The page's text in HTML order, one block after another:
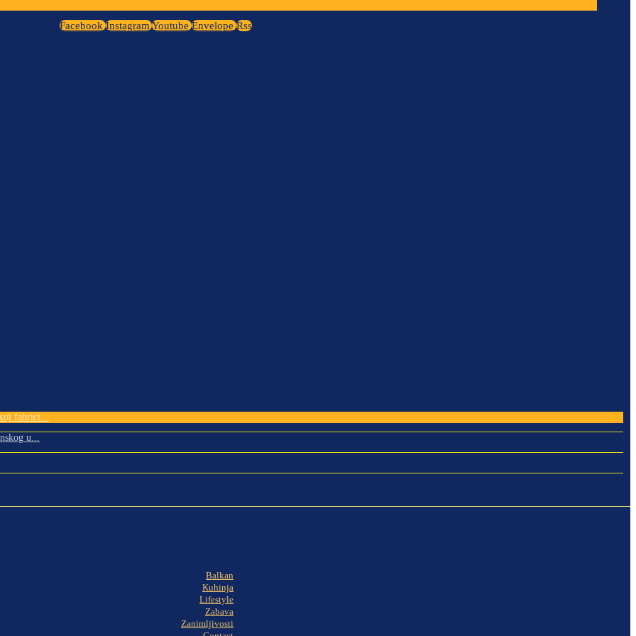
Facebook Instagram Youtube Envelope Rss
fabrici...
u...
Balkan
Kuhinja
Lifestyle
Zabava
Zanimljivosti